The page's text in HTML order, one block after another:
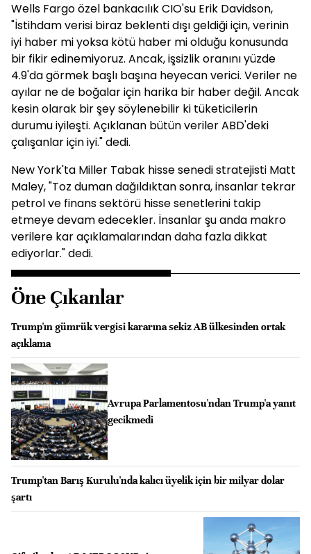
Wells Fargo özel bankacılık CIO'su Erik Davidson,
"İstihdam verisi biraz beklenti dışı geldiği için, verinin
iyi haber mi yoksa kötü haber mi olduğu konusunda
bir fikir edinemiyoruz. Ancak, işsizlik oranını yüzde
4.9'da görmek başlı başına heyecan verici. Veriler ne
ayılar ne de boğalar için harika bir haber değil. Ancak
kesin olarak bir şey söylenebilir ki tüketicilerin
durumu iyileşti. Açıklanan bütün veriler ABD'deki
çalışanlar için iyi." dedi.
New York'ta Miller Tabak hisse senedi stratejisti Matt
Maley, "Toz duman dağıldıktan sonra, insanlar tekrar
petrol ve finans sektörü hisse senetlerini takip
etmeye devam edecekler. İnsanlar şu anda makro
verilere kar açıklamalarından daha fazla dikkat
ediyorlar." dedi.
Öne Çıkanlar
Trump'ın gümrük vergisi kararına sekiz AB ülkesinden ortak
açıklama
Avrupa Parlamentosu'ndan Trump'a yanıt
gecikmedi
Trump'tan Barış Kurulu'nda kalıcı üyelik için bir milyar dolar
şartı